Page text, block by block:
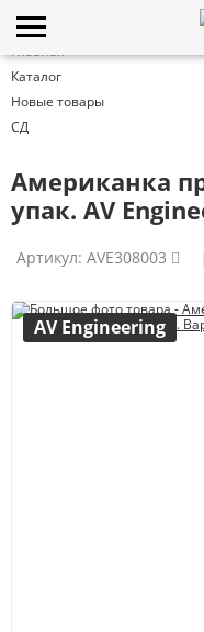
Главная
Каталог
Новые товары
СД
Американка
упак. AV
Артикул: AVE308003
AV Engineering